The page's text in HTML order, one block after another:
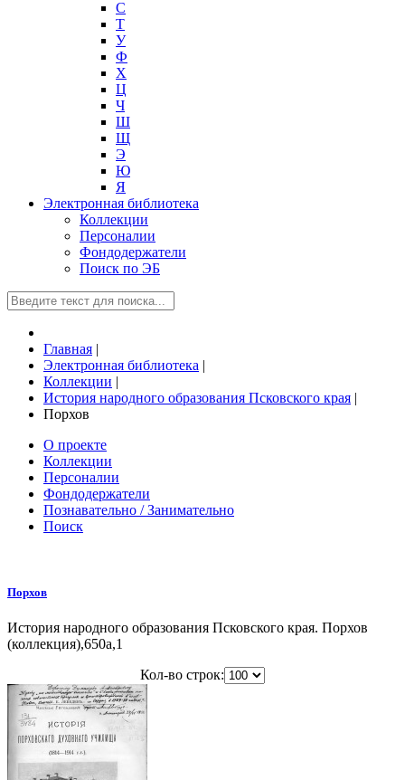
С
Т
У
Ф
Х
Ц
Ч
Ш
Щ
Э
Ю
Я
Электронная библиотека
Коллекции
Персоналии
Фондодержатели
Поиск по ЭБ
Главная |
Электронная библиотека |
Коллекции |
История народного образования Псковского края |
Порхов
О проекте
Коллекции
Персоналии
Фондодержатели
Познавательно / Занимательно
Поиск
Порхов
История народного образования Псковского края. Порхов
(коллекция),650a,1
Кол-во строк: